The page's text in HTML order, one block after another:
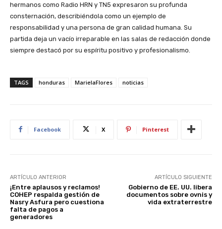
hermanos como Radio HRN y TN5 expresaron su profunda
consternación, describiéndola como un ejemplo de
responsabilidad y una persona de gran calidad humana. Su
partida deja un vacío irreparable en las salas de redacción donde
siempre destacó por su espíritu positivo y profesionalismo.
TAGS honduras MarielaFlores noticias
Facebook X Pinterest
ARTÍCULO ANTERIOR
¡Entre aplausos y reclamos!
COHEP respalda gestión de
Nasry Asfura pero cuestiona
falta de pagos a
generadores
ARTÍCULO SIGUIENTE
Gobierno de EE. UU. libera
documentos sobre ovnis y
vida extraterrestre